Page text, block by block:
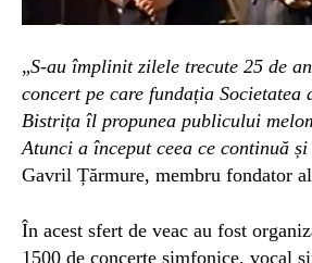
„S-au împlinit zilele trecute 25 de
concert pe care fundația Societatea
Bistrița îl propunea publicului
Atunci a început ceea ce continuă și
Gavril Țărmure, membru fondator
În acest sfert de veac au fost
1500 de concerte simfonice, vocal